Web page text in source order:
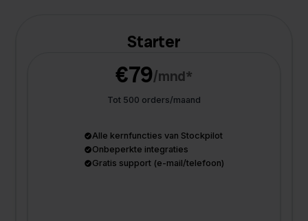
Starter
€79/mnd*
Tot 500 orders/maand
Alle kernfuncties van Stockpilot
Onbeperkte integraties
Gratis support (e-mail/telefoon)